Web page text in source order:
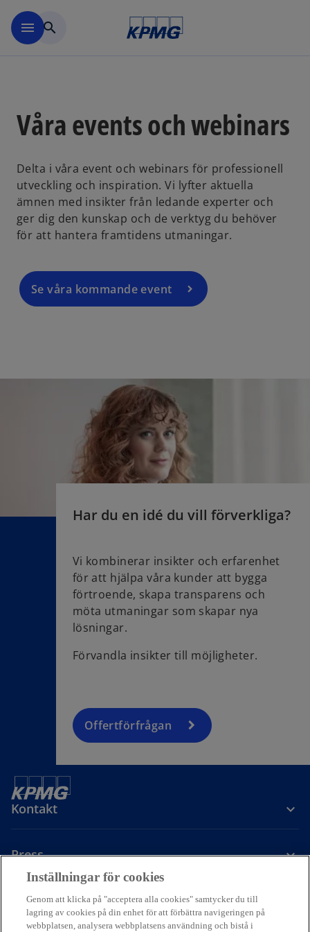
menu search
Våra events och webinars
Delta i våra event och webinars för professionell
utveckling och inspiration. Vi lyfter aktuella
ämnen med insikter från ledande experter och
ger dig den kunskap och de verktyg du behöver
för att hantera framtidens utmaningar.
Se våra kommande event
o
p
e
n
s
n
n
Har du en idé du vill förverkliga?
Vi kombinerar insikter och erfarenhet
för att hjälpa våra kunder att bygga
förtroende, skapa transparens och
möta utmaningar som skapar nya
lösningar.
Förvandla insikter till möjligheter.
Offertförfrågan
Kontakt
Press
Om KPMG Sverige
o o o
Inställningar för cookies
Genom att klicka på "acceptera alla cookies" samtycker du till
lagring av cookies på din enhet för att förbättra navigeringen på
webbplatsen, analysera webbplatsens användning och bistå i